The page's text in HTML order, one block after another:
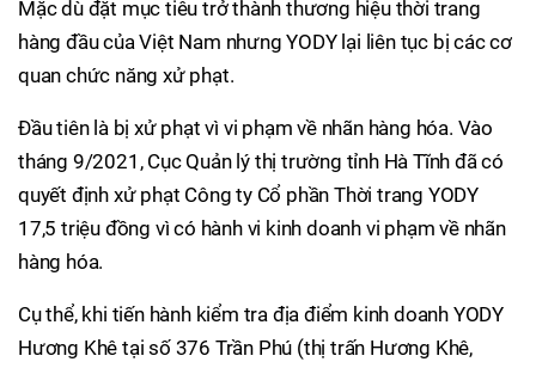
Mặc dù đặt mục tiêu trở thành thương hiệu thời trang
hàng đầu của Việt Nam nhưng YODY lại liên tục bị các cơ
quan chức năng xử phạt.
Đầu tiên là bị xử phạt vì vi phạm về nhãn hàng hóa. Vào
tháng 9/2021, Cục Quản lý thị trường tỉnh Hà Tĩnh đã có
quyết định xử phạt Công ty Cổ phần Thời trang YODY
17,5 triệu đồng vì có hành vi kinh doanh vi phạm về nhãn
hàng hóa.
Cụ thể, khi tiến hành kiểm tra địa điểm kinh doanh YODY
Hương Khê tại số 376 Trần Phú (thị trấn Hương Khê,